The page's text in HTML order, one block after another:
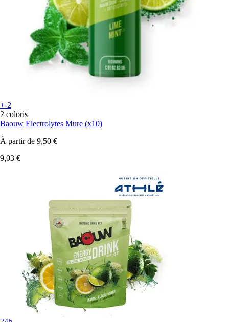
+-2
2 coloris
Baouw Electrolytes Mure (x10)
À partir de 9,50 €
9,03 €